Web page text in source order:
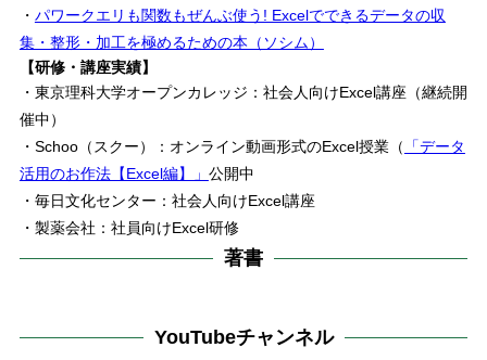
・ パワークエリも関数もぜんぶ使う! Excelでできるデータの収
集・整形・加工を極めるための本（ソシム）
【研修・講座実績】
・東京理科大学オープンカレッジ：社会人向けExcel講座（継続開
催中）
・Schoo（スクー）：オンライン動画形式のExcel授業（
「データ
活用のお作法【Excel編】」 公開中
・毎日文化センター：社会人向けExcel講座
・製薬会社：社員向けExcel研修
著書
YouTubeチャンネル